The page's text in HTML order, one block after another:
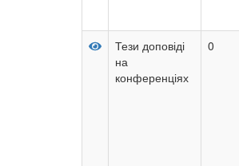
Тези доповіді
на
конференціях
0